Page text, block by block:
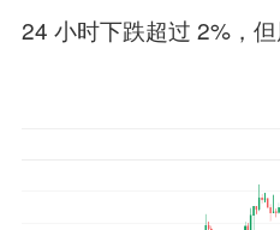
24 小时下跌超过 2%，但